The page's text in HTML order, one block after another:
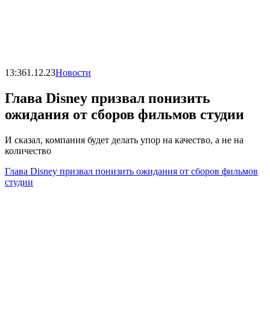
13:361.12.23Новости
Глава Disney призвал понизить
ожидания от сборов фильмов студии
И сказал, компания будет делать упор на качество, а не на
количество
Глава Disney призвал понизить ожидания от сборов фильмов
студии